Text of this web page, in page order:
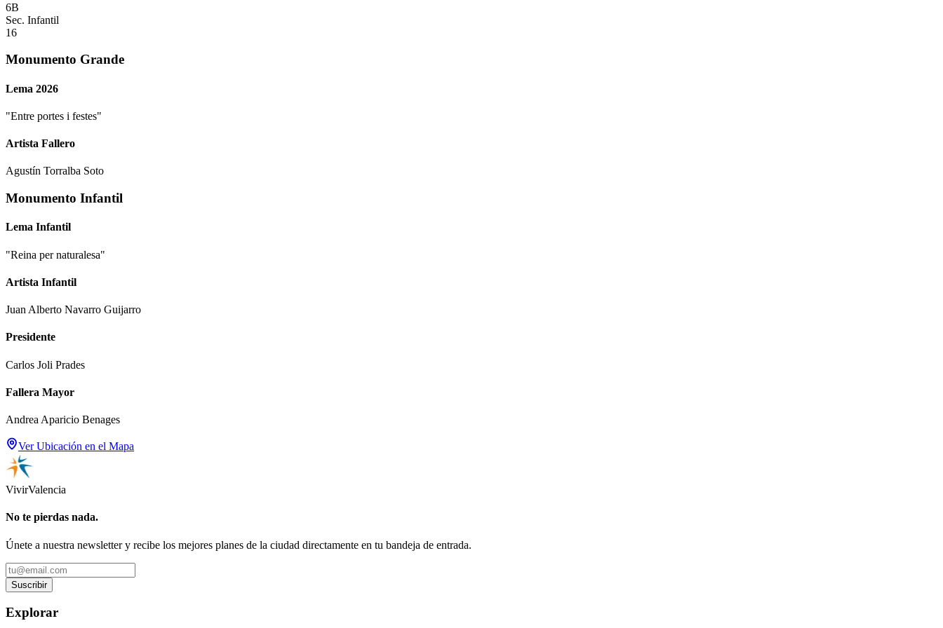
6B
Sec. Infantil
16
Monumento Grande
Lema 2026
"Entre portes i festes"
Artista Fallero
Agustín Torralba Soto
Monumento Infantil
Lema Infantil
"Reina per naturalesa"
Artista Infantil
Juan Alberto Navarro Guijarro
Presidente
Carlos Joli Prades
Fallera Mayor
Andrea Aparicio Benages
Ver Ubicación en el Mapa
VivirValencia
No te pierdas nada.
Únete a nuestra newsletter y recibe los mejores planes de la ciudad directamente en tu bandeja de entrada.
Suscribir
Explorar